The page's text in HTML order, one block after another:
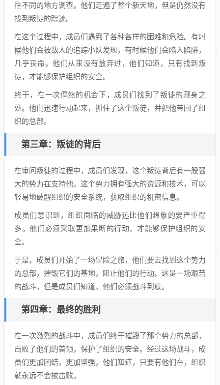
往不同的地方调查。他们走遍了整个新天地，但是仍然没有
找到叛徒的踪迹。
在这个过程中，成员们遇到了各种各样的困难和危险。有时
候他们会被敌人的追踪小队发现，有时候他们会陷入陷阱，
几乎丧命。他们从来没有放弃过，他们知道，只有找到叛
徒，才能够保护组织的安全。
终于，在一次偶然的机会下，成员们找到了叛徒的藏身之
处。他们迅速行动起来，抓住了这个叛徒，并把他带回了组
织的总部。
第三章：叛徒的背后
在审问叛徒的过程中，成员们发现，这个叛徒背后有一股强
大的势力在支持他。这个势力拥有强大的资源和技术，可以
轻易地破解组织的安全系统，获取组织的机密信息。
成员们意识到，组织面临的威胁远比他们想象的要严重得
多。他们必须采取更加果断的行动，才能够保护组织的安
全。
于是，成员们开始了一场冒险之旅，他们要去找到这个势力
的总部，摧毁它们的基地，阻止他们的行动。这是一场艰苦
的战斗，但是成员们知道，他们必须战斗到底。
第四章：最终的胜利
在一次激烈的战斗中，成员们终于摧毁了那个势力的总部，
击败了他们的首领，保护了组织的安全。经过这场战斗，成
员们更加团结，更加坚强，他们知道，只要有他们在，组织
就永远不会被击败。